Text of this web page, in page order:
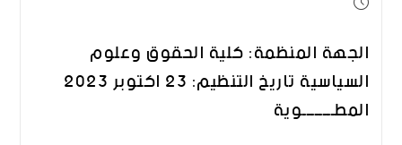
الجهة المنظمة: كلية الحقوق وعلوم
السياسية تاريخ التنظيم: 23 اكتوبر 2023
المطــــــــوية